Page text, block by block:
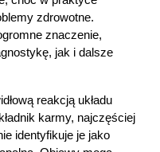
zdrowotne.
znaczenie,
jak i dalsze
reakcją układu
karmy, najczęściej
identyfikuje je jako